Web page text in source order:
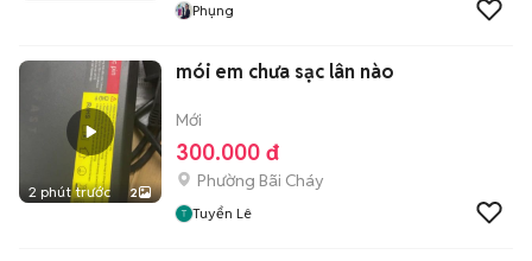
Phụng
2 phút trước 2
mói em chưa sạc lân nào
Mới
300.000 đ
Phường Bãi Cháy
Tuyển Lê